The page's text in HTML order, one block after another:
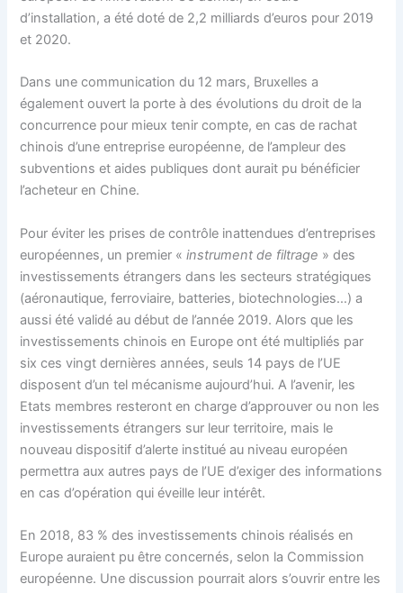
d’installation, a été doté de 2,2 milliards d’euros pour 2019
et 2020.
Dans une communication du 12 mars, Bruxelles a
également ouvert la porte à des évolutions du droit de la
concurrence pour mieux tenir compte, en cas de rachat
chinois d’une entreprise européenne, de l’ampleur des
subventions et aides publiques dont aurait pu bénéficier
l’acheteur en Chine.
Pour éviter les prises de contrôle inattendues d’entreprises
européennes, un premier «instrument de filtrage » des
investissements étrangers dans les secteurs stratégiques
(aéronautique, ferroviaire, batteries, biotechnologies…) a
aussi été validé au début de l’année 2019. Alors que les
investissements chinois en Europe ont été multipliés par
six ces vingt dernières années, seuls 14 pays de l’UE
disposent d’un tel mécanisme aujourd’hui. A l’avenir, les
Etats membres resteront en charge d’approuver ou non les
investissements étrangers sur leur territoire, mais le
nouveau dispositif d’alerte institué au niveau européen
permettra aux autres pays de l’UE d’exiger des informations
en cas d’opération qui éveille leur intérêt.
En 2018, 83 % des investissements chinois réalisés en
Europe auraient pu être concernés, selon la Commission
européenne. Une discussion pourrait alors s’ouvrir entre les